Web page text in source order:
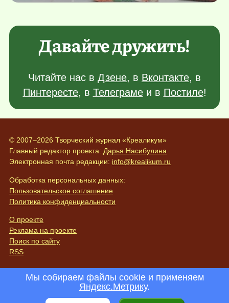
Давайте дружить!
Читайте нас в Дзене, в Вконтакте, в
Пинтересте, в Телеграмеи в Постиле!
© 2007–2026 Творческий журнал «Креаликум»
Главный редактор проекта: Дарья Насибулина
Электронная почта редакции: info@krealikum.ru
Обработка персональных данных:
Пользовательское соглашение
Политика конфиденциальности
О проекте
Реклама на проекте
Поиск по сайту
RSS
Мы собираем файлы cookie и применяем
Яндекс.Метрику.